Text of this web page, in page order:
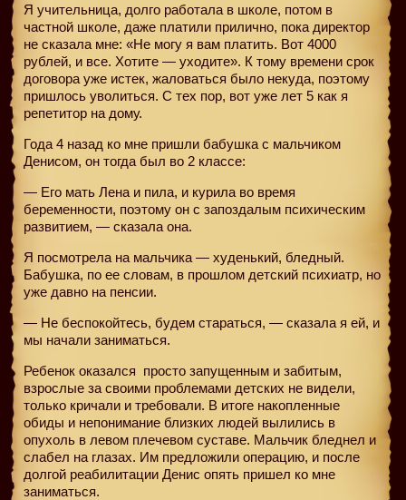
Я учительница, долго работала в школе, потом в
частной школе, даже платили прилично, пока директор
не сказала мне: «Не могу я вам платить. Вот 4000
рублей, и все. Хотите — уходите». К тому времени срок
договора уже истек, жаловаться было некуда, поэтому
пришлось уволиться. С тех пор, вот уже лет 5 как я
репетитор на дому.
Года 4 назад ко мне пришли бабушка с мальчиком
Денисом, он тогда был во 2 классе:
— Его мать Лена и пила, и курила во время
беременности, поэтому он с запоздалым психическим
развитием, — сказала она.
Я посмотрела на мальчика — худенький, бледный.
Бабушка, по ее словам, в прошлом детский психиатр, но
уже давно на пенсии.
— Не беспокойтесь, будем стараться, — сказала я ей, и
мы начали заниматься.
Ребенок оказался просто запущенным и забитым,
взрослые за своими проблемами детских не видели,
только кричали и требовали. В итоге накопленные
обиды и непонимание близких людей вылились в
опухоль в левом плечевом суставе. Мальчик бледнел и
слабел на глазах. Им предложили операцию, и после
долгой реабилитации Денис опять пришел ко мне
заниматься.